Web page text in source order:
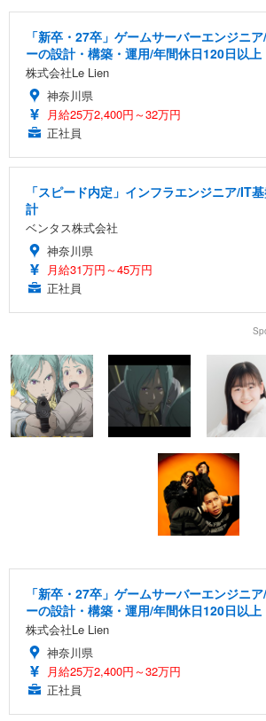
「新卒・27卒」ゲームサーバーエンジニ
ーの設計・構築・運用/年間休日120日以上
株式会社Le Lien
神奈川県
月給25万2,400円～32万円
正社員
「スピード内定」インフラエンジニア/IT
計
ベンタス株式会社
神奈川県
月給31万円～45万円
正社員
「新卒・27卒」ゲームサーバーエンジニ
ーの設計・構築・運用/年間休日120日以上
株式会社Le Lien
神奈川県
月給25万2,400円～32万円
正社員